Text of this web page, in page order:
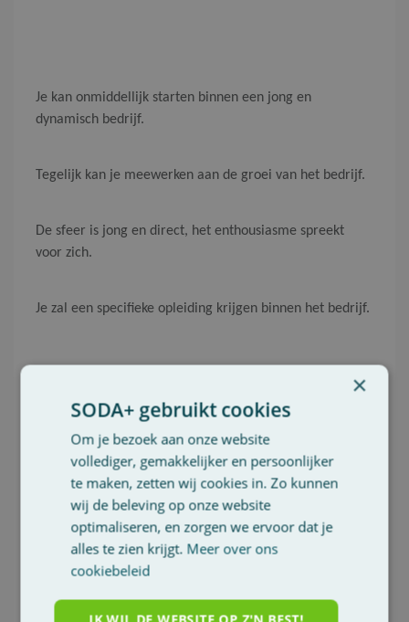
Je kan onmiddellijk starten binnen een jong en
dynamisch bedrijf.
Tegelijk kan je meewerken aan de groei van het bedrijf.
De sfeer is jong en direct, het enthousiasme spreekt
voor zich.
Je zal een specifieke opleiding krijgen binnen het bedrijf.
Reageer snel en surf naarwww.willynaessens.be/jobs
×
SODA+ gebruikt cookies
Om je bezoek aan onze website
vollediger, gemakkelijker en persoonlijker
te maken, zetten wij cookies in. Zo kunnen
wij de beleving op onze website
optimaliseren, en zorgen we ervoor dat je
alles te zien krijgt. Meer over ons
cookiebeleid